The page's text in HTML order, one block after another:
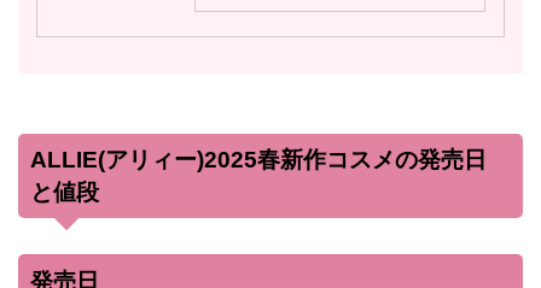
ALLIE(アリィー)2025春新作コスメの発売日
と値段
発売日